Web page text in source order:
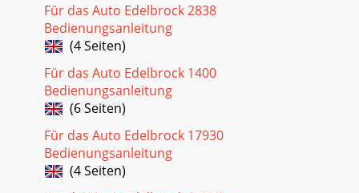
Für das Auto Edelbrock 2838
Bedienungsanleitung
(4 Seiten)
Für das Auto Edelbrock 1400
Bedienungsanleitung
(6 Seiten)
Für das Auto Edelbrock 17930
Bedienungsanleitung
(4 Seiten)